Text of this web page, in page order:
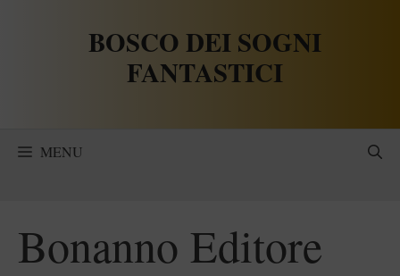
BOSCO DEI SOGNI
FANTASTICI
MENU
Bonanno Editore